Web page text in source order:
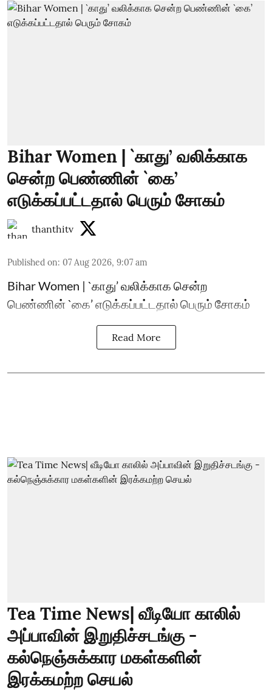
Bihar Women | `காது’ வலிக்காக
சென்ற பெண்ணின் `கை’
எடுக்கப்பட்டதால் பெரும் சோகம்
thanthitv
Published on: 07 Aug 2026, 9:07 am
Bihar Women | `காது’ வலிக்காக சென்ற
பெண்ணின் `கை’ எடுக்கப்பட்டதால் பெரும் சோகம்
Read More
Tea Time News| வீடியோ காலில்
அப்பாவின் இறுதிச்சடங்கு -
கல்நெஞ்சுக்கார மகள்களின்
இரக்கமற்ற செயல்